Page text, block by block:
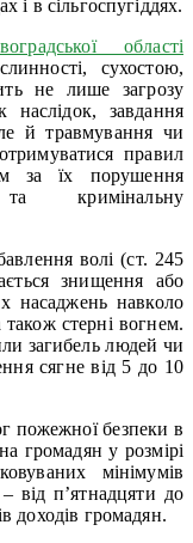
в сільгоспугіддях.
області
сухостою,
не лише загрозу
завдання
й травмування чи
правил
за їх порушення
та кримінальну
волі (ст. 245
знищення або
насаджень навколо
стерні вогнем.
загибель людей чи
сягне від 5 до 10
пожежної безпеки в
громадян у розмірі
мінімумів
від п’ятнадцяти до
доходів громадян.